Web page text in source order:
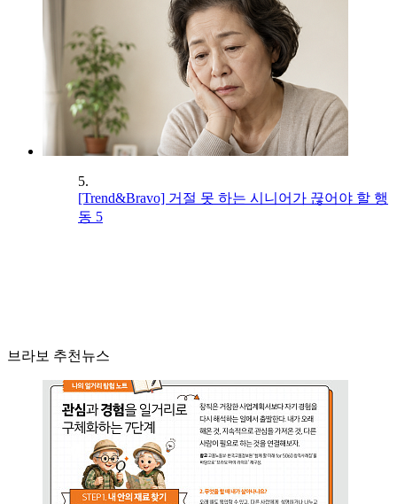
5.
[Trend&Bravo] 거절 못 하는 시니어가 끊어야 할 행
동 5
브라보 추천뉴스